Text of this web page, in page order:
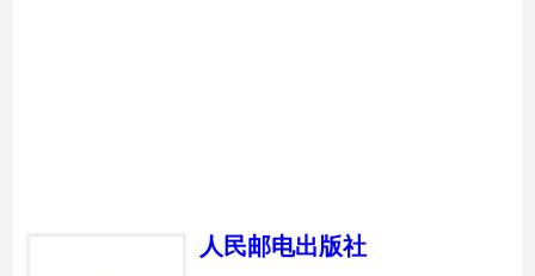
人民邮电出版社